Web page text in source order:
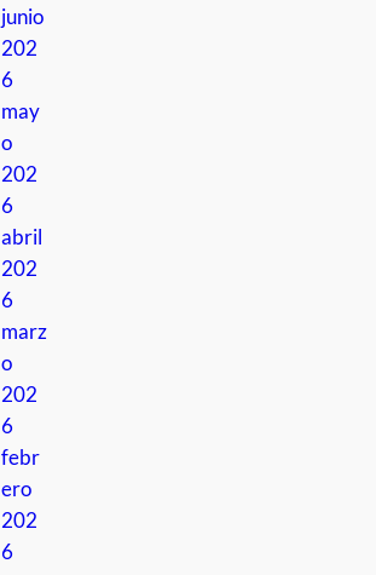
junio
202
6
may
o
202
6
abril
202
6
marz
o
202
6
febr
ero
202
6